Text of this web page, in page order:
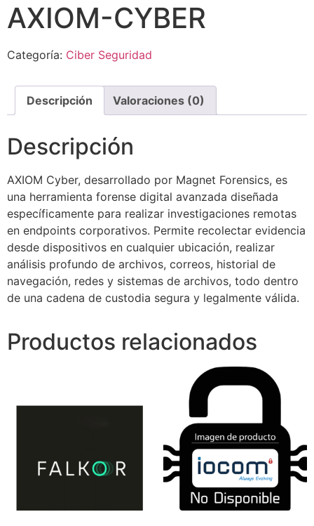
AXIOM-CYBER
Categoría: Ciber Seguridad
Descripción Valoraciones (0)
Descripción
AXIOM Cyber, desarrollado por Magnet Forensics, es
una herramienta forense digital avanzada diseñada
específicamente para realizar investigaciones remotas
en endpoints corporativos. Permite recolectar evidencia
desde dispositivos en cualquier ubicación, realizar
análisis profundo de archivos, correos, historial de
navegación, redes y sistemas de archivos, todo dentro
de una cadena de custodia segura y legalmente válida.
Productos relacionados